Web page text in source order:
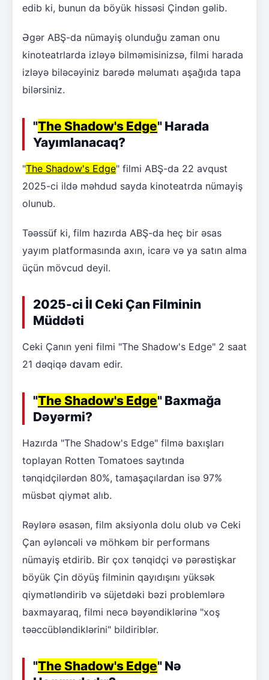
edib ki, bunun da böyük hissəsi Çindən gəlib.
Əgər ABŞ-da nümayiş olunduğu zaman onu
kinoteatrlarda izləyə bilməmisinizsə, filmi harada
izləyə biləcəyiniz barədə məlumatı aşağıda tapa
bilərsiniz.
"The Shadow's Edge" Harada
Yayımlanacaq?
"The Shadow's Edge" filmi ABŞ-da 22 avqust
2025-ci ildə məhdud sayda kinoteatrda nümayiş
olunub.
Təəssüf ki, film hazırda ABŞ-da heç bir əsas
yayım platformasında axın, icarə və ya satın alma
üçün mövcud deyil.
2025-ci İl Ceki Çan Filminin
Müddəti
Ceki Çanın yeni filmi "The Shadow's Edge" 2 saat
21 dəqiqə davam edir.
"The Shadow's Edge" Baxmağa
Dəyərmi?
Hazırda "The Shadow's Edge" filmə baxışları
toplayan Rotten Tomatoes saytında
tənqidçilərdən 80%, tamaşaçılardan isə 97%
müsbət qiymət alıb.
Rəylərə əsasən, film aksiyonla dolu olub və Ceki
Çan əyləncəli və möhkəm bir performans
nümayiş etdirib. Bir çox tənqidçi və pərəstişkar
böyük Çin döyüş filminin qayıdışını yüksək
qiymətləndirib və süjetdəki bəzi problemlərə
baxmayaraq, filmi necə bəyəndiklərinə "xoş
təəccübləndiklərini" bildiriblər.
"The Shadow's Edge" Nə